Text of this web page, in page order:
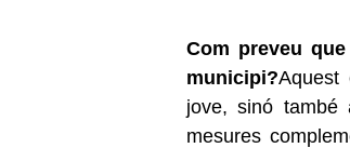
Com preveu
municipi?Aquest
jove, sinó també
mesures